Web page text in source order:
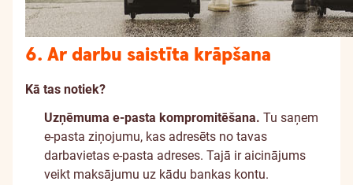
6. Ar darbu saistīta krāpšana
Kā tas notiek?
Uzņēmuma e-pasta kompromitēšana. Tu saņem
e-pasta ziņojumu, kas adresēts no tavas
darbavietas e-pasta adreses. Tajā ir aicinājums
veikt maksājumu uz kādu bankas kontu.